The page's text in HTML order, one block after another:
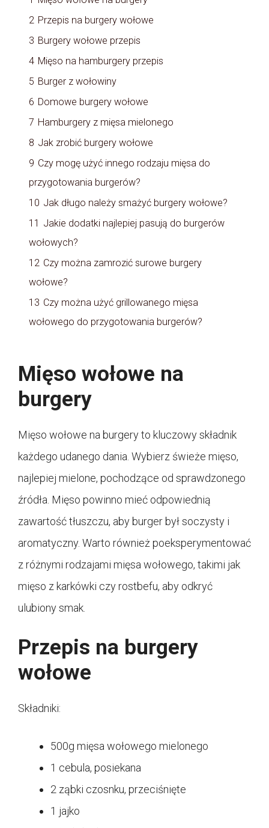
2 Przepis na burgery wołowe
3 Burgery wołowe przepis
4 Mięso na hamburgery przepis
5 Burger z wołowiny
6 Domowe burgery wołowe
7 Hamburgery z mięsa mielonego
8 Jak zrobić burgery wołowe
9 Czy mogę użyć innego rodzaju mięsa do
przygotowania burgerów?
10 Jak długo należy smażyć burgery wołowe?
11 Jakie dodatki najlepiej pasują do burgerów
wołowych?
12 Czy można zamrozić surowe burgery
wołowe?
13 Czy można użyć grillowanego mięsa
wołowego do przygotowania burgerów?
Mięso wołowe na
burgery
Mięso wołowe na burgery to kluczowy składnik
każdego udanego dania. Wybierz świeże mięso,
najlepiej mielone, pochodzące od sprawdzonego
źródła. Mięso powinno mieć odpowiednią
zawartość tłuszczu, aby burger był soczysty i
aromatyczny. Warto również poeksperymentować
z różnymi rodzajami mięsa wołowego, takimi jak
mięso z karkówki czy rostbefu, aby odkryć
ulubiony smak.
Przepis na burgery
wołowe
Składniki:
500g mięsa wołowego mielonego
1 cebula, posiekana
2 ząbki czosnku, przeciśnięte
1 jajko